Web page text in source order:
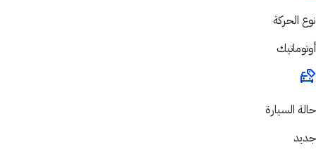
نوع الحركة
أوتوماتيك
حالة السيارة
جديد